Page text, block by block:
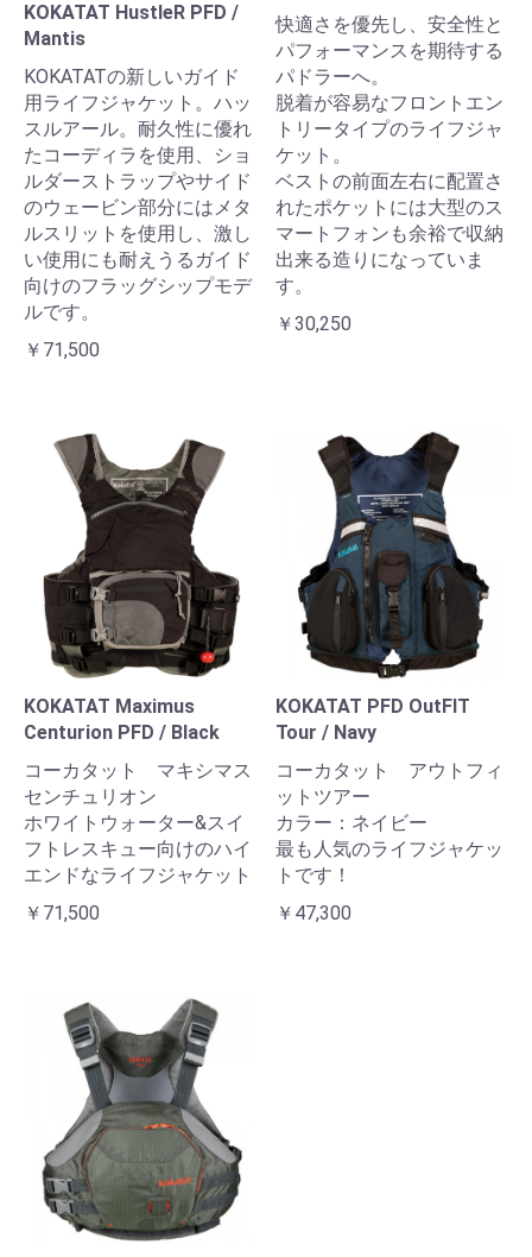
KOKATAT HustleR PFD /
Mantis
KOKATATの新しいガイド
用ライフジャケット。ハッ
スルアール。耐久性に優れ
たコーディラを使用、ショ
ルダーストラップやサイド
のウェービン部分にはメタ
ルスリットを使用し、激し
い使用にも耐えうるガイド
向けのフラッグシップモデ
ルです。
￥71,500
快適さを優先し、安全性と
パフォーマンスを期待する
パドラーへ。
脱着が容易なフロントエン
トリータイプのライフジャ
ケット。
ベストの前面左右に配置さ
れたポケットには大型のス
マートフォンも余裕で収納
出来る造りになっていま
す。
￥30,250
KOKATAT Maximus
Centurion PFD / Black
コーカタット マキシマス
センチュリオン
ホワイトウォーター&スイ
フトレスキュー向けのハイ
エンドなライフジャケット
￥71,500
KOKATAT PFD OutFIT
Tour / Navy
コーカタット アウトフィ
ットツアー
カラー：ネイビー
最も人気のライフジャケッ
トです！
￥47,300